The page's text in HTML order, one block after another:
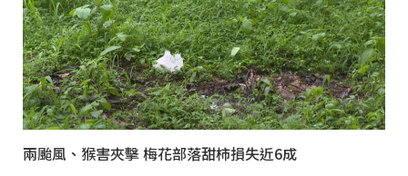
兩颱風、猴害夾擊 梅花部落甜柿損失近6成